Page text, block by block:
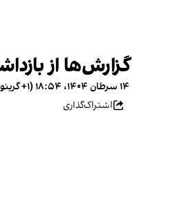
گزارش‌ها از
۱۴ سرطان ۱۴۰۴، ۱۸:۵۴ (‎+۱ گرینویچ)
اشتراک‌گذاری